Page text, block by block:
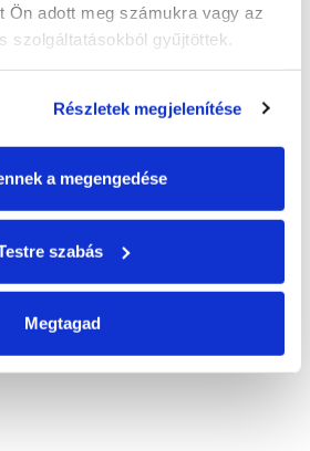
Ön adott meg számukra vagy az
szolgáltatásokból gyűjtöttek.
Részletek megjelenítése
a megengedése
szabás
Megtagad